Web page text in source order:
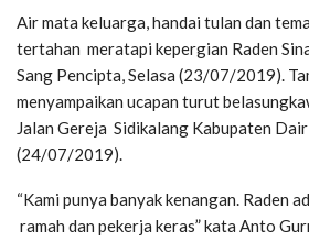
Air mata keluarga, handai tulan dan
tertahan meratapi kepergian Raden
Sang Pencipta, Selasa (23/07/2019).
menyampaikan ucapan turut
Jalan Gereja Sidikalang Kabupaten
(24/07/2019).
“Kami punya banyak kenangan. Raden
ramah dan pekerja keras” kata Anto